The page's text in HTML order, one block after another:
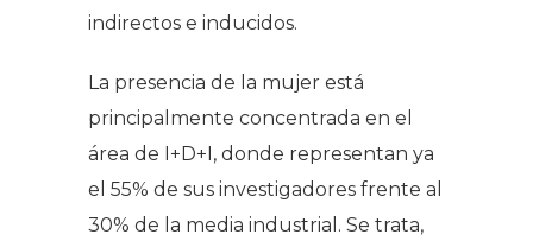
indirectos e inducidos.
La presencia de la mujer está
principalmente concentrada en el
área de I+D+I, donde representan ya
el 55% de sus investigadores frente al
30% de la media industrial. Se trata,